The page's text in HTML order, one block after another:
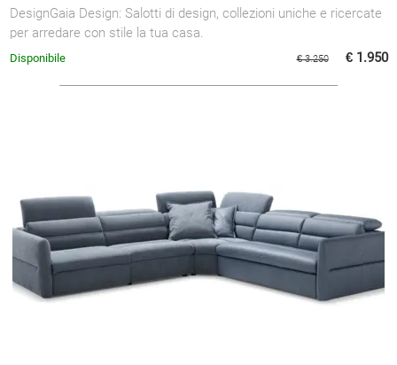
DesignGaia Design: Salotti di design, collezioni uniche e ricercate
per arredare con stile la tua casa.
€ 3.250 € 1.950
Disponibile